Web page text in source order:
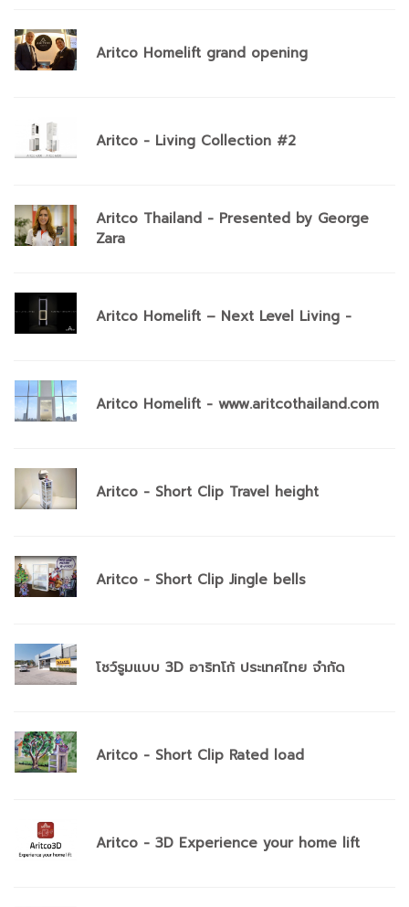
Aritco Homelift grand opening
Aritco - Living Collection #2
Aritco Thailand - Presented by George
Zara
Aritco Homelift – Next Level Living -
Aritco Homelift - www.aritcothailand.com
Aritco - Short Clip Travel height
Aritco - Short Clip Jingle bells
โชว์รูมแบบ 3D อาริทโก้ ประเทศไทย จำกัด
Aritco - Short Clip Rated load
Aritco - 3D Experience your home lift